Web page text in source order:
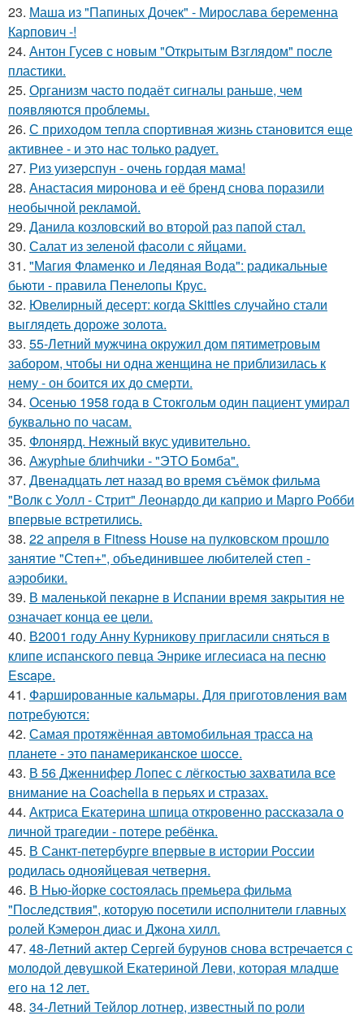
23. Маша из "Папиных Дочек" - Мирослава беременна
Карпович -!
24. Антон Гусев с новым "Открытым Взглядом" после
пластики.
25. Организм часто подаёт сигналы раньше, чем
появляются проблемы.
26. С приходом тепла спортивная жизнь становится еще
активнее - и это нас только радует.
27. Риз уизерспун - очень гордая мама!
28. Анастасия миронова и её бренд снова поразили
необычной рекламой.
29. Данила козловский во второй раз папой стал.
30. Салат из зеленой фасоли с яйцами.
31. "Магия Фламенко и Ледяная Вода": радикальные
бьюти - правила Пенелопы Крус.
32. Ювелирный десерт: когда Skittles случайно стали
выглядеть дороже золота.
33. 55-Летний мужчина окружил дом пятиметровым
забором, чтобы ни одна женщина не приблизилась к
нему - он боится их до смерти.
34. Осенью 1958 года в Стокгольм один пациент умирал
буквально по часам.
35. Флонярд. Нежный вкус удивительно.
36. Ажурhые блиhчиkи - "ЭТO Бомба".
37. Двенадцать лет назад во время съёмок фильма
"Волк с Уолл - Стрит" Леонардо ди каприо и Марго Робби
впервые встретились.
38. 22 апреля в Fitness House на пулковском прошло
занятие "Степ+", объединившее любителей степ -
аэробики.
39. В маленькой пекарне в Испании время закрытия не
означает конца ее цели.
40. В2001 году Анну Курникову пригласили сняться в
клипе испанского певца Энрике иглесиаса на песню
Escape.
41. Фаршированные кальмары. Для приготовления вам
потребуются:
42. Самая протяжённая автомобильная трасса на
планете - это панамериканское шоссе.
43. В 56 Дженнифер Лопес с лёгкостью захватила все
внимание на Coachella в перьях и стразах.
44. Актриса Екатерина шпица откровенно рассказала о
личной трагедии - потере ребёнка.
45. В Санкт-петербурге впервые в истории России
родилась однояйцевая четверня.
46. В Нью-йорке состоялась премьера фильма
"Последствия", которую посетили исполнители главных
ролей Кэмерон диас и Джона хилл.
47. 48-Летний актер Сергей бурунов снова встречается с
молодой девушкой Екатериной Леви, которая младше
его на 12 лет.
48. 34-Летний Тейлор лотнер, известный по роли